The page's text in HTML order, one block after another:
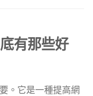
有那些好
。它是一種提高網